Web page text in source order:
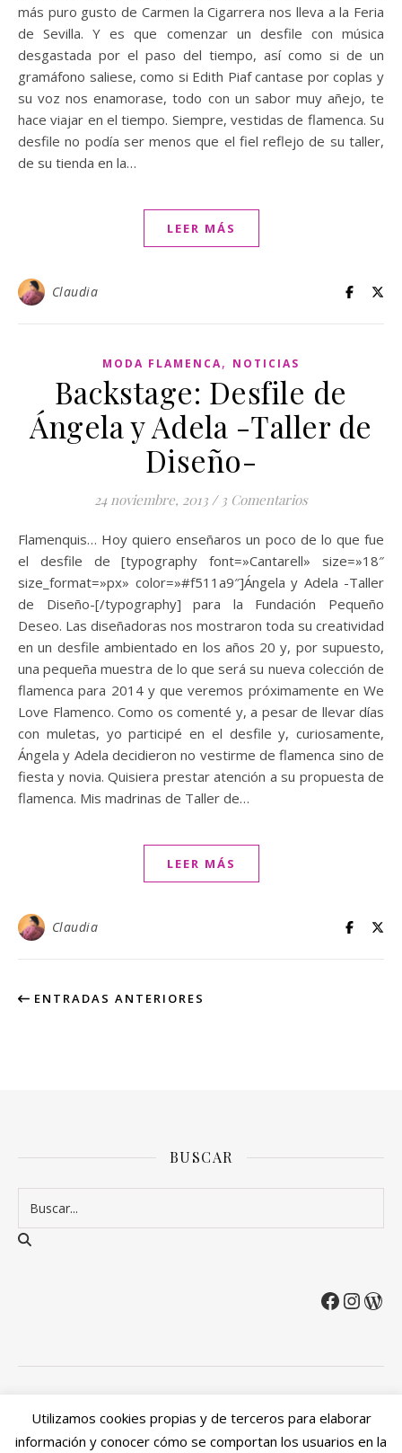
más puro gusto de Carmen la Cigarrera nos lleva a la Feria
de Sevilla. Y es que comenzar un desfile con música
desgastada por el paso del tiempo, así como si de un
gramáfono saliese, como si Edith Piaf cantase por coplas y
su voz nos enamorase, todo con un sabor muy añejo, te
hace viajar en el tiempo. Siempre, vestidas de flamenca. Su
desfile no podía ser menos que el fiel reflejo de su taller,
de su tienda en la…
LEER MÁS
Claudia
MODA FLAMENCA, NOTICIAS
Backstage: Desfile de
Ángela y Adela -Taller de
Diseño-
24 noviembre, 2013 / 3 Comentarios
Flamenquis… Hoy quiero enseñaros un poco de lo que fue
el desfile de [typography font=»Cantarell» size=»18″
size_format=»px» color=»#f511a9″]Ángela y Adela -Taller
de Diseño-[/typography] para la Fundación Pequeño
Deseo. Las diseñadoras nos mostraron toda su creatividad
en un desfile ambientado en los años 20 y, por supuesto,
una pequeña muestra de lo que será su nueva colección de
flamenca para 2014 y que veremos próximamente en We
Love Flamenco. Como os comenté y, a pesar de llevar días
con muletas, yo participé en el desfile y, curiosamente,
Ángela y Adela decidieron no vestirme de flamenca sino de
fiesta y novia. Quisiera prestar atención a su propuesta de
flamenca. Mis madrinas de Taller de…
LEER MÁS
Claudia
ENTRADAS ANTERIORES
BUSCAR
Política de privacidad Política de devoluciones y reembolsos
Mi cuenta
Utilizamos cookies propias y de terceros para elaborar
información y conocer cómo se comportan los usuarios en la